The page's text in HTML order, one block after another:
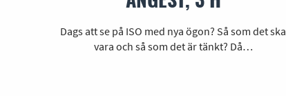
Dags att se på ISO med nya ögon? Så som det ska
vara och så som det är tänkt? Då…